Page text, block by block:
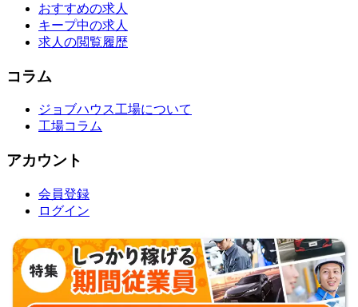
おすすめの求人
キープ中の求人
求人の閲覧履歴
コラム
ジョブハウス工場について
工場コラム
アカウント
会員登録
ログイン